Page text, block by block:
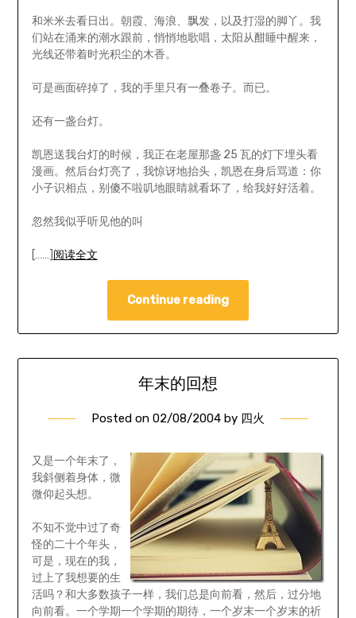
和米米去看日出。朝霞、海浪、飘发，以及打湿的脚丫。我
们站在涌来的潮水跟前，悄悄地歌唱，太阳从酣睡中醒来，
光线还带着时光积尘的木香。
可是画面碎掉了，我的手里只有一叠卷子。而已。
还有一盏台灯。
凯恩送我台灯的时候，我正在老屋那盏 25 瓦的灯下埋头看
漫画。然后台灯亮了，我惊讶地抬头，凯恩在身后骂道：你
小子识相点，别傻不啦叽地眼睛就看坏了，给我好好活着。
忽然我似乎听见他的叫
[……] 阅读全文
Continue reading
年末的回想
Posted on 02/08/2004 by 四火
又是一个年末了，
我斜侧着身体，微
微仰起头想。
不知不觉中过了奇
怪的二十个年头，
可是，现在的我，
过上了我想要的生
活吗？和大多数孩子一样，我们总是向前看，然后，过分地
向前看。一个学期一个学期的期待，一个岁末一个岁末的祈